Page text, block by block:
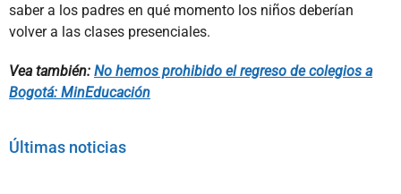
saber a los padres en qué momento los niños deberían
volver a las clases presenciales.
Vea también: No hemos prohibido el regreso de colegios a
Bogotá: MinEducación
Últimas noticias